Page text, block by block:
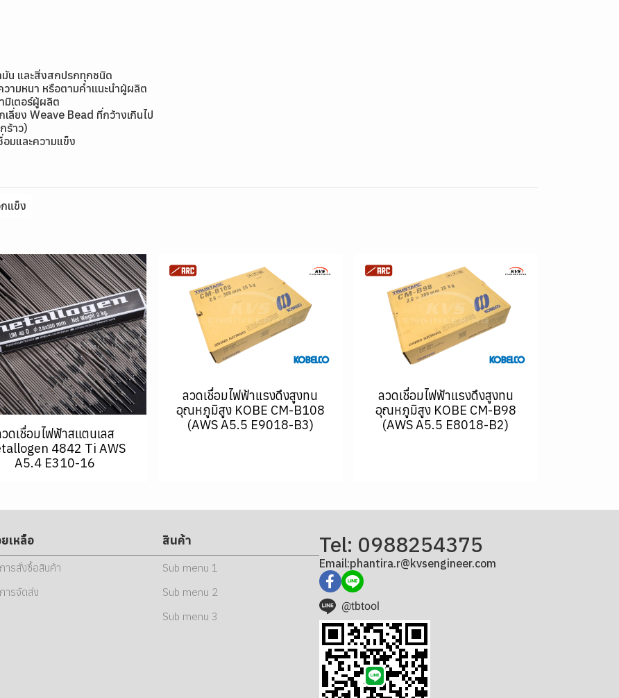
มัน และสิ่งสกปรกทุกชนิด
ามหนา หรือตามคำแนะนำผู้ผลิต
เตอร์ผู้ผลิต
ลี่ยง Weave Bead ที่กว้างเกินไป
ร้าว)
มและความแข็ง
แข็ง
ดเชื่อมไฟฟ้าสแตนเลส
4842 Ti AWS
A5.4 E310-16
ลวดเชื่อมไฟฟ้าแรงดึงสูงทน
อุณหภูมิสูง KOBE CM-B108
(AWS A5.5 E9018-B3)
ลวดเชื่อมไฟฟ้าแรงดึงสูงทน
อุณหภูมิสูง KOBE CM-B98
(AWS A5.5 E8018-B2)
เหลือ
ารสั่งซื้อสินค้า
ารจัดส่ง
สินค้า
Sub menu 1
Sub menu 2
Sub menu 3
Tel: 0988254375
Email:phantira.r@kvsengineer.com
@tbtool